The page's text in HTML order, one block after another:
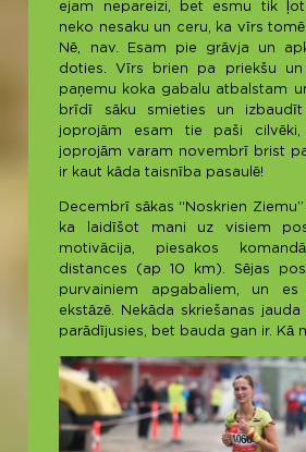
ejam nepareizi, bet esmu tik
neko nesaku un ceru, ka vīrs
Nē, nav. Esam pie grāvja un
doties. Vīrs brien pa priekšu un
paņemu koka gabalu atbalstam
brīdī sāku smieties un izbaudīt
joprojām esam tie paši cilvēki,
joprojām varam novembrī brist
ir kaut kāda taisnība pasaulē!
Decembrī sākas “Noskrien Ziemu”
ka laidīšot mani uz visiem
motivācija, piesakos
distances (ap 10 km). Sējas
purvainiem apgabaliem, un
ekstāzē. Nekāda skriešanas
parādījusies, bet bauda gan ir. Kā